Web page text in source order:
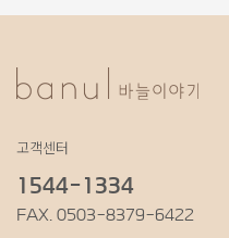
고객센터
1544-1334
FAX. 0503-8379-6422